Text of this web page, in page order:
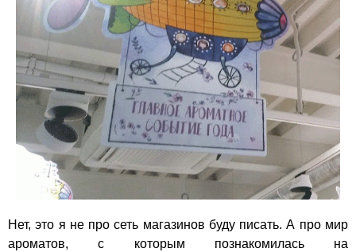
Нет, это я не про сеть магазинов буду писать. А про мир
ароматов, с которым познакомилась на